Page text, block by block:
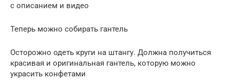
с описанием и видео
Теперь можно собирать гантель
Осторожно одеть круги на штангу. Должна получиться
красивая и оригинальная гантель, которую можно
украсить конфетами